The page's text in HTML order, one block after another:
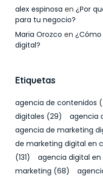
alex espinosa en ¿Por
para tu negocio?
Maria Orozco en
digital?
Etiquetas
agencia de contenidos
digitales (29) agencia
agencia de marketing
de marketing digital en
(131)
agencia digital en
marketing (68)